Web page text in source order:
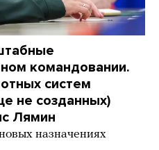
командовании.
систем
не созданных)
Лямин
назначениях